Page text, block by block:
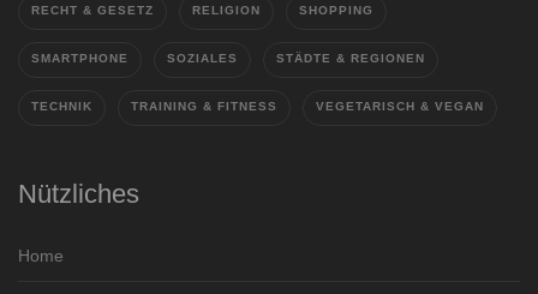
RECHT & GESETZ RELIGION SHOPPING
SMARTPHONE SOZIALES STÄDTE & REGIONEN
TECHNIK TRAINING & FITNESS VEGETARISCH & VEGAN
Nützliches
Home